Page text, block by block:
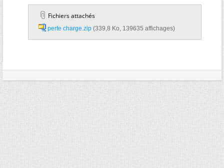
Fichiers attachés
perte charge.zip‎ (339,8 Ko, 139635 affichages)